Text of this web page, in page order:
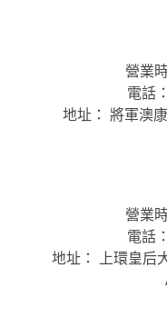
營業
電話
地址： 將軍澳
(
營業
電話
地址： 上環皇后
A舖(